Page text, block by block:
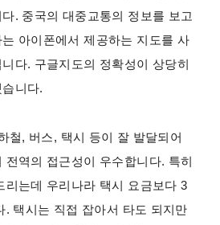
. 중국의 대중교통의 정보를 보고
아이폰에서 제공하는 지도를 사
다. 구글지도의 정확성이 상당히
니다.
철, 버스, 택시 등이 잘 발달되어
전역의 접근성이 우수합니다. 특히
리는데 우리나라 택시 요금보다 3
. 택시는 직접 잡아서 타도 되지만